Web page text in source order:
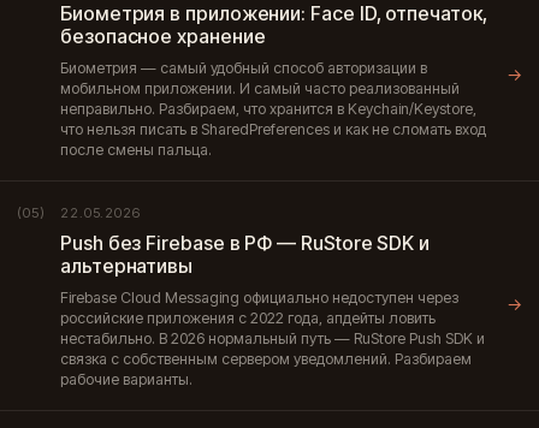
Биометрия в приложении: Face ID, отпечаток,
безопасное хранение
Биометрия — самый удобный способ авторизации в
мобильном приложении. И самый часто реализованный
неправильно. Разбираем, что хранится в Keychain/Keystore,
что нельзя писать в SharedPreferences и как не сломать вход
после смены пальца.
→
(05) 22.05.2026
Push без Firebase в РФ — RuStore SDK и
альтернативы
Firebase Cloud Messaging официально недоступен через
российские приложения с 2022 года, апдейты ловить
нестабильно. В 2026 нормальный путь — RuStore Push SDK и
связка с собственным сервером уведомлений. Разбираем
рабочие варианты.
→